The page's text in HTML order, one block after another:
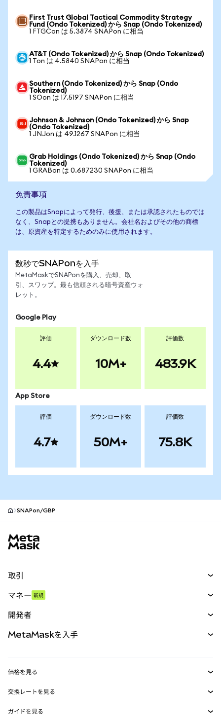
First Trust Global Tactical Commodity Strategy
Fund (Ondo Tokenized) から Snap (Ondo Tokenized)
1 FTGCon は 5.3874 SNAPon に相当
AT&T (Ondo Tokenized) から Snap (Ondo Tokenized)
1 Ton は 4.5840 SNAPon に相当
Southern (Ondo Tokenized) から Snap (Ondo
Tokenized)
1 SOon は 17.5197 SNAPon に相当
Johnson & Johnson (Ondo Tokenized) から Snap
(Ondo Tokenized)
1 JNJon は 49.1267 SNAPon に相当
Grab Holdings (Ondo Tokenized) から Snap (Ondo
Tokenized)
1 GRABon は 0.687230 SNAPon に相当
免責事項
この製品はSnapによって発行、後援、または承認されたものでは
なく、Snapとの提携もありません。会社名およびその他の商標
は、原資産を特定するためのみに使用されます。
数秒でSNAPonを入手
MetaMaskでSNAPonを購入、売却、取
引、スワップ。最も信頼される暗号資産ウォ
レット。
Google Play
評価
4.4
ダウンロード数
10M+
評価数
483.9K
App Store
評価
4.7
ダウンロード数
50M+
評価数
75.8K
SNAPon/GBP
取引
パーペチュアル
RWA
マネー 新規
開発者
MetaMask Connect
Snaps
MetaMaskを入手
セキュリティ
価格を見る
イーサリアムの価格
Solanaの価格
交換レートを見る
ETH→USD
ガイドを見る